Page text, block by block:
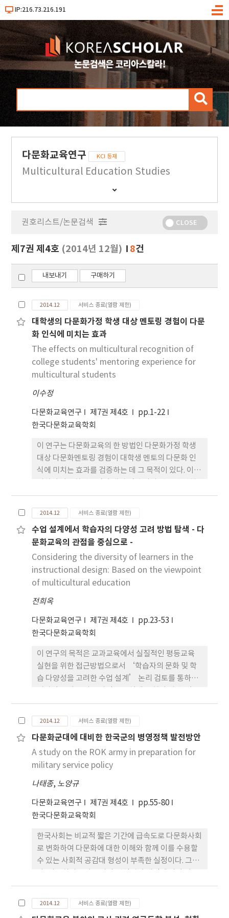
IP:216.73.216.191
메
검
다문화교육연구 KCI 등재
Multicultural Education Studies
간
행
보
기
권호리스트/논문검색 CLOSE
제7권 제4호 (2014년 12월) 8건
내보내기 구매하기
2014.12 서비스 종료(열람 제한)
대학생의 다문화가정 학생 대상 멘토링 경험이 다문
화 인식에 미치는 효과
The effects on multicultural recognition of
college students' mentoring experience for
multicultural students
이수정
다문화교육연구 제7권 제4호
pp.1-22
한국다문화교육학회
이 연구는 다문화교육의 한 방법인 다문화가정 학생
대상 다문화멘토링 경험이 대학생 멘토의 다문화 인
식에 미치는 효과를 검증하는 데 그 목적이 있다. 이를
연구를 고찰하고 2012년 6월 ~2013년 1월까지 다문
화멘토링에 참여한 K지역의 종합대학교 및 교육대학
교 200명 멘토를 대상으로 설문 조사를 실시한 후 다
문화멘토링 참여 전과 후의 다문화 인식 수준을 분석
하였다. 분석 결과를 요약하면 다음과 같다. 첫째, 다
문화멘토링 경험을 통해 대학생 멘토의 다문화 인식
이 통계적으로 유의미하게 향상되었으며, 다문화 인
식의 하위영역(다문화에 대한 수용성, 다양한 문화에
미한 영향을 미친 것으로 나타났다. 둘째, 대학생 멘토
의 소속 대학유형에 따라 다문화멘토링 경험이 다문
화 인식 변화에 미치는 영향을 살펴본 결과 종합대학
향상된 것으로 나타났다. 셋째, 대학생 멘토의 성별에
따라 다문화멘토링 경험이 다문화 인식 변화에 미치
는 영향을 살펴본 결과 남학생 및 여학생 멘토 모두 다
끼쳤으나 여학생 멘토의 경우만 통계적으로 유의미하
게 향상되어 나타나 멘토의 성별 간에 다소 차이를 보
이고 있었다. 넷째, 대학생 멘토의 다문화멘토링 경험
유무에 따라 다문화 인식 변화에 미치는 영향을 살펴
본 결과 다문화 인식 하위영역별로 다소 차이가 있었
으나 다문화멘토링 경험 유무에 상관없이 다문화 인
식이 통계적으로 유의미하게 향상된 것으로 나타났
다. 이상과 같은 연구 결과를 통해 다문화 멘토링이 대
학생의 다문화 인식과 관련하여 멘토의 대학유형별,
성별, 다문화멘토링 경험 유무에 따라 다소 차이가 있
으로 향상시킬 수 있는 효과적인 방법이 될 수 있음을
보여주었다.
2014.12 서비스 종료(열람 제한)
수업 설계에서 학습자의 다양성 고려 방법 탐색 - 다
문화교육의 관점을 중심으로 -
Considering the diversity of learners in the
instructional design: Based on the viewpoint
of multicultural education
전희옥
다문화교육연구 제7권 제4호
pp.23-53
한국다문화교육학회
이 연구의 목적은 교과교육에서 실질적인 평등교육
실현을 위한 접근방법으로서 ‘학습자의 문화 및 학
습 다양성을 고려한 수업 설계’ 논리 검토를 통하여
사례를 제시함으로써 현장 교과 담당 교사의 수업 설
계와 실천에 도움이 되는데 있다. 목적 달성을 위한 연
구 내용은 다음과 같다. 첫째로, 학습자의 다양성을 문
화적 다양성 및 학습 다양성이라고 전제하고 이러한
다양성을 고려한 수업설계의 의미와 논리 검토 방향
을 제시하였다. 둘째로, 학습자의 다양성을 고려한 수
의 다양성을 고려하는 수업 설계에 도움이 될 수 있는
수업 전략을 정리하였다. 이러한 정리를 기초로 수업
요소인 목표, 내용, 방법, 자료, 평가, 학습 환경 등을
위한 시사점을 도출하였다. 셋째로, 시사점을 바탕으
로 학습자의 다양성을 고려한 수업설계 방향과 수업
설계 시 유의점 등을 제안하고 중학교 사회과 수업 지
사례로서 제시하였다. 현장 교사는 교실 수업을 통하
여 모든 학습자의 학습동기를 촉진하고 학습 효과를
2014.12 서비스 종료(열람 제한)
다문화군대에 대비한 한국군의 병영정책 발전방안
A study on the ROK army in preparation for
military service policy
나태종, 노양규
다문화교육연구 제7권 제4호
pp.55-80
한국다문화교육학회
한국사회는 비교적 짧은 기간에 급속도로 다문화사회
로 변화하여 다문화에 대한 이해와 함께 이를 수용할
수 있는 사회적 공감대 형성이 부족한 실정이다. 그러
화장병의 군입대는 점진적으로 증가될 것으로 전망되
고 있다. 본 논문은 한국군의 다문화군대로의 변화에
대비한 병영정책의 추진실태를 진단하여 대안을 마련
2014.12 서비스 종료(열람 제한)